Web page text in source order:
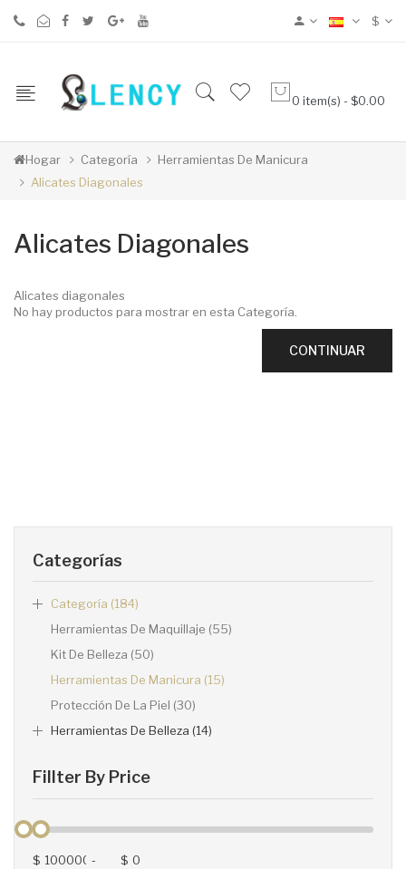
$
0 item(s) - $0.00
Hogar Categoría
Herramientas De Manicura
Alicates Diagonales
Fillter By Price
$ - $
Categorías
Categoría (184)
Herramientas De Maquillaje (55)
Kit De Belleza (50)
Herramientas De Manicura (15)
Protección De La Piel (30)
Herramientas De Belleza (14)
Alicates Diagonales
Alicates diagonales
No hay productos para mostrar en esta Categoría.
CONTINUAR